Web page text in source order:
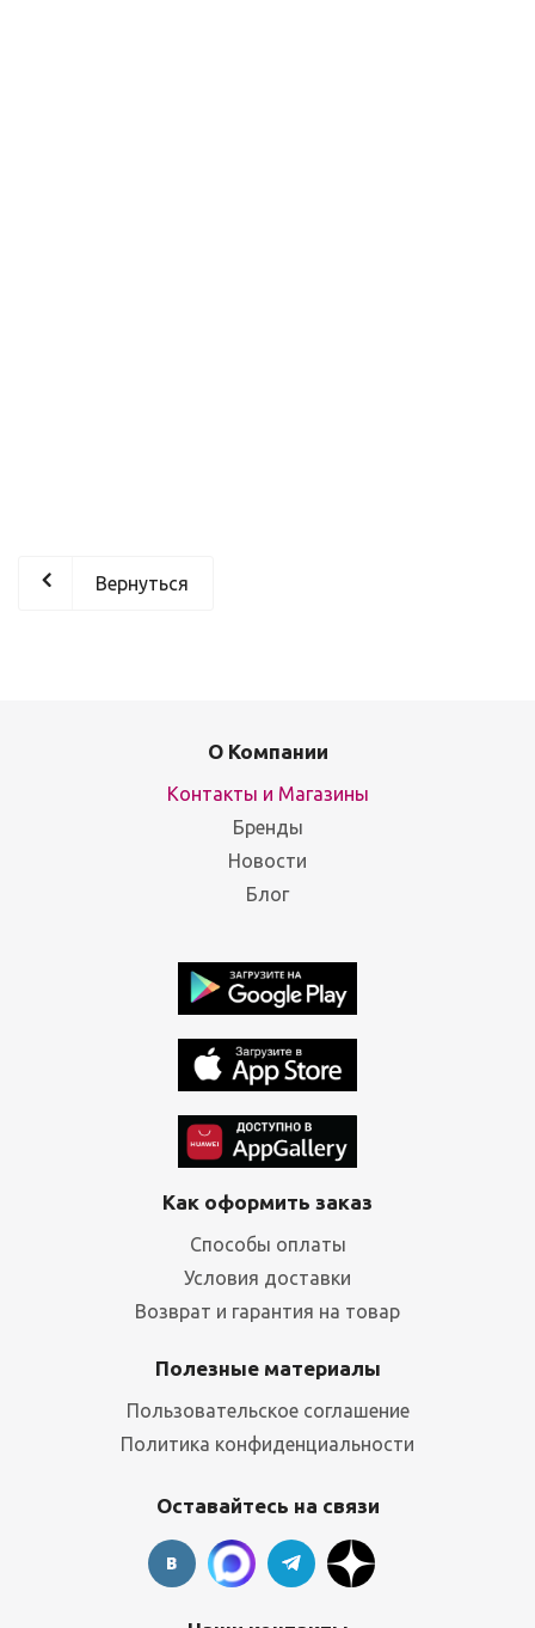
Вернуться
О Компании
Контакты и Магазины
Бренды
Новости
Блог
Как оформить заказ
Способы оплаты
Условия доставки
Возврат и гарантия на товар
Полезные материалы
Пользовательское соглашение
Политика конфиденциальности
Оставайтесь на связи